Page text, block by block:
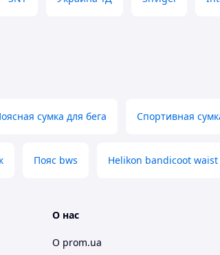
для бега может
оборудована
сумка для бега Спортивная
Пояс bws Helikon bandicoot waist
О нас
О prom.ua